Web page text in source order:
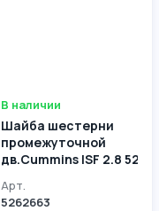
В наличии
Шайба шестерни
промежуточной
дв.Cummins ISF 2.8
Арт.
5262663